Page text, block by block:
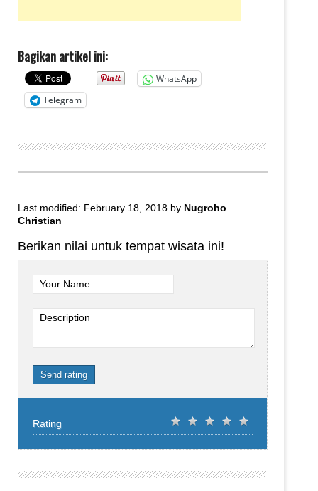
Bagikan artikel ini:
WhatsApp
Telegram
Last modified: February 18, 2018 by Nugroho
Christian
Berikan nilai untuk tempat wisata ini!
Your Name
Description
Send rating
Rating